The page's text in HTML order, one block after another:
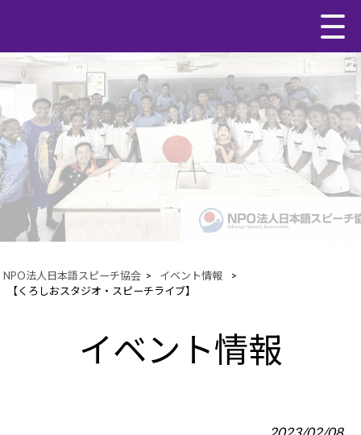
NPO法人日本語スピーチ協会 > イベント情報
>
【くろしおスタジオ・スピーチライブ】
イベント情報